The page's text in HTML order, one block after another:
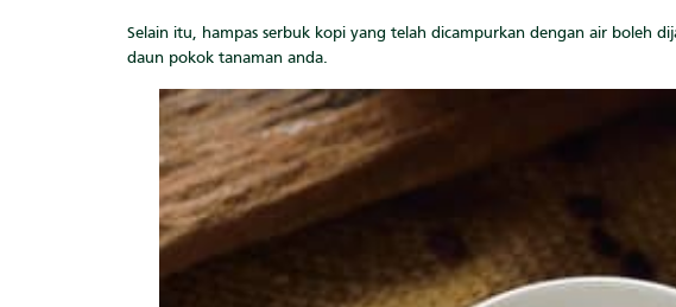
Selain itu, hampas serbuk kopi yang telah dicampurkan dengan air boleh
daun pokok tanaman anda.